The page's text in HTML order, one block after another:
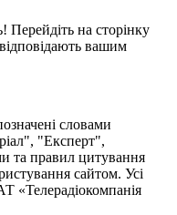
Перейдіть на сторінку
вашим
словами
"Експерт",
та правил цитування
сайтом. Усі
«Телерадіокомпанія